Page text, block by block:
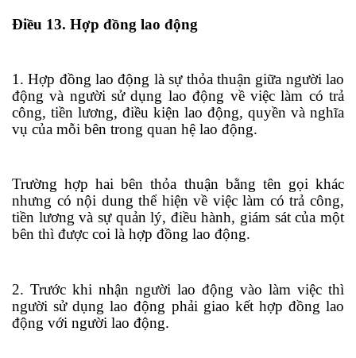
Điều 13. Hợp đồng lao động
1. Hợp đồng lao động là sự thỏa thuận giữa người lao
động và người sử dụng lao động về việc làm có trả
công, tiền lương, điều kiện lao động, quyền và nghĩa
vụ của mỗi bên trong quan hệ lao động.
Trường hợp hai bên thỏa thuận bằng tên gọi khác
nhưng có nội dung thể hiện về việc làm có trả công,
tiền lương và sự quản lý, điều hành, giám sát của một
bên thì được coi là hợp đồng lao động.
2. Trước khi nhận người lao động vào làm việc thì
người sử dụng lao động phải giao kết hợp đồng lao
động với người lao động.